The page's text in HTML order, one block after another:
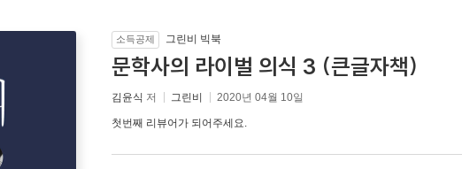
소득공제 그린비 빅북
문학사의 라이벌 의식 3 (큰글자책)
김윤식 저 그린비 2020년 04월 10일
첫번째 리뷰어가 되어주세요.